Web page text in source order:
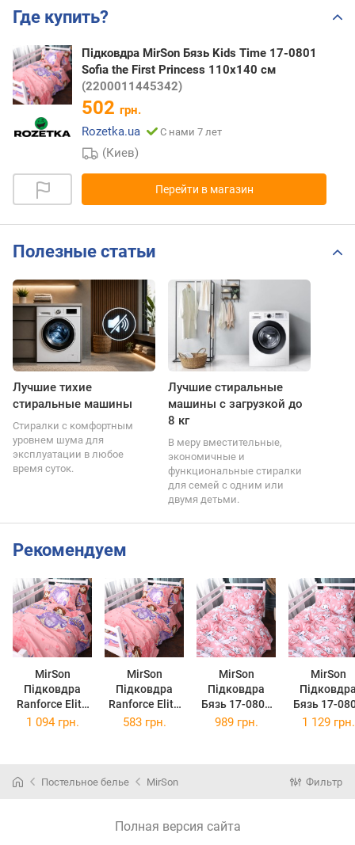
Где купить?
Підковдра MirSon Бязь Kids Time 17-0801
Sofia the First Princess 110х140 см
(2200011445342)
502 грн.
Rozetka.ua
С нами 7 лет
(Киев)
Перейти в магазин
Полезные статьи
Лучшие тихие
стиральные машины
Стиралки с комфортным
уровнем шума для
эксплуатации в любое
время суток.
Лучшие стиральные
машины с загрузкой до
8 кг
В меру вместительные,
экономичные и
функциональные стиралки
для семей с одним или
двумя детьми.
Рекомендуем
MirSon
Підковдра
Ranforce Elite
17-0801 Sofia
MirSon
Підковдра
Ranforce Elite
17-0801 Sofia
MirSon
Підковдра
Бязь 17-0802
Marie 175 x
MirSon
Бязь 17-
Marie 200
1 094 грн. 583 грн. 989 грн. 1 129 грн.
Постельное белье MirSon Фильтр
Полная версия сайта